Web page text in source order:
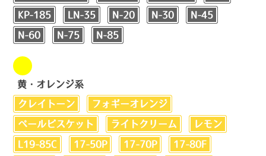
KP-185 LN-35 N-20 N-30 N-45
N-60 N-75 N-85
黄・オレンジ系
クレイトーン フォギーオレンジ
ペールビスケット ライトクリーム レモン
L19-85C 17-50P 17-70P 17-80F